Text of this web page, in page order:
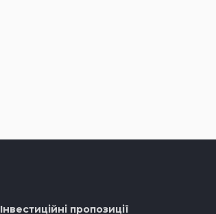
Інвестиційні пропозиції